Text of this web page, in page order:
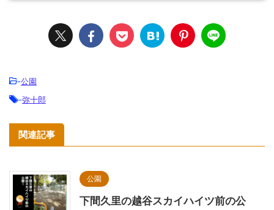
-公園
-弥十郎
関連記事
公園
下間久里の越谷スカイハイツ前の公